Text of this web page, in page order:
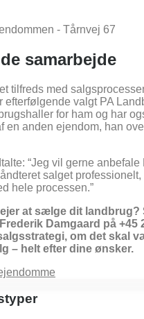
- Tårnvej 67
samarbejde
tilfreds med
efterfølgende valgt PA
for ham og har
en anden ejendom, han
“Jeg vil gerne anbefale
salget professionelt,
hele processen.”
at sælge dit landbrug?
Damgaard på +45
om det skal
– helt efter dine ønsker.